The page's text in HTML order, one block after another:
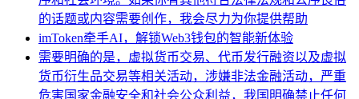
的话题或内容需要创作，我会尽力为你提供帮助
imToken牵手AI，解锁Web3钱包的智能新体验
需要明确的是，虚拟货币交易、代币发行融资以及虚拟
货币衍生品交易等相关活动，涉嫌非法金融活动，严重
危害国家金融安全和社会公众利益，我国明确禁止任何